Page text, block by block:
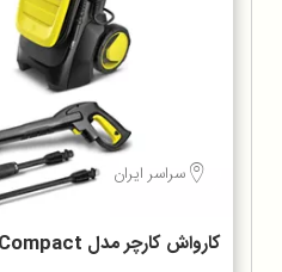
سراسر ایران
کارواش کارچر مدل K5 Compact